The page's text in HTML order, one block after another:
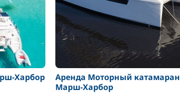
Харбор
Аренда Моторный катамаран
Марш-Харбор